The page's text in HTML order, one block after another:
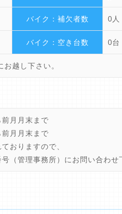
バイク：補欠者数 0人
バイク：空き台数 0台
越し下さい。
月月末まで
月月末まで
おりますので、
（管理事務所）にお問い合わせ